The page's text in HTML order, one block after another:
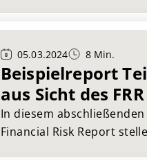
Typen des Risk Reporting
Compliance-Berichten
und digitalen Formaten.
05.03.2024 8 Min.
Beispielreport
aus Sicht des FRR
In diesem
Financial Risk Report